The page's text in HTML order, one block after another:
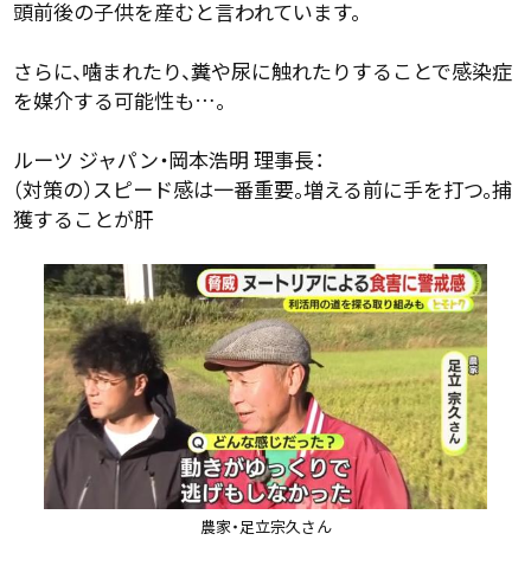
頭前後の子供を産むと言われています。
さらに、噛まれたり、糞や尿に触れたりすることで感染症
を媒介する可能性も…。
ルーツ ジャパン・岡本浩明 理事長：
（対策の）スピード感は一番重要。増える前に手を打つ。捕
獲することが肝
農家・足立宗久さん